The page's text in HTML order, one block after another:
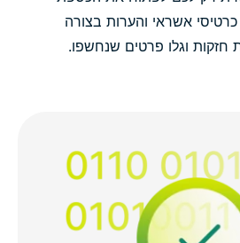
אשראי והערות בצורה
וגלו פרטים שנחשפו.